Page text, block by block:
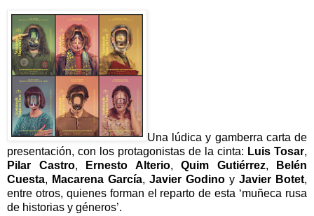
Una lúdica y gamberra carta de
presentación, con los protagonistas de la cinta: Luis Tosar,
Pilar Castro, Ernesto Alterio, Quim Gutiérrez,
Belén
Cuesta, Macarena García, Javier Godino y Javier Botet,
entre otros, quienes forman el reparto de esta ‘muñeca rusa
de historias y géneros’.